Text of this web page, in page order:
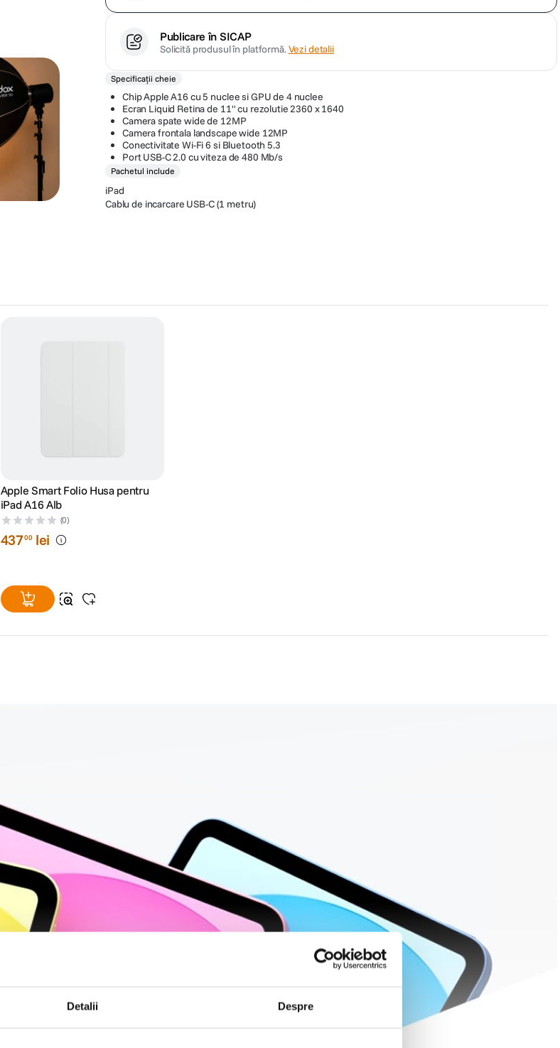
Detalii Despre
Publicare în SICAP
Solicită produsul în platformă.Vezi detalii
Specificații cheie
Chip Apple A16 cu 5 nuclee si GPU de 4 nuclee
Ecran Liquid Retina de 11" cu rezolutie 2360 x 1640
Camera spate wide de 12MP
Camera frontala landscape wide 12MP
Conectivitate Wi-Fi 6 si Bluetooth 5.3
Port USB-C 2.0 cu viteza de 480 Mb/s
Pachetul include
iPad
Cablu de incarcare USB-C (1 metru)
Apple Smart Folio Husa pentru
iPad A16 Alb
(0)
43700 lei